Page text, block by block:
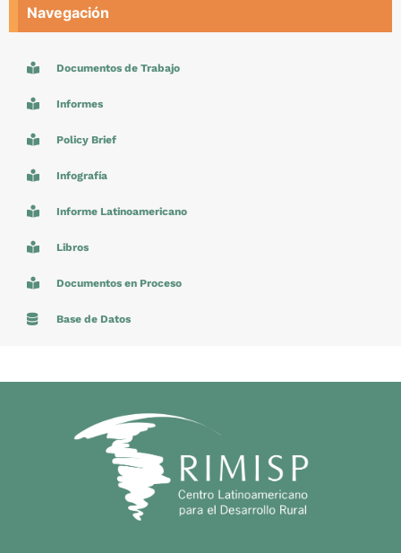
Navegación
Documentos de Trabajo
Informes
Policy Brief
Infografía
Informe Latinoamericano
Libros
Documentos en Proceso
Base de Datos